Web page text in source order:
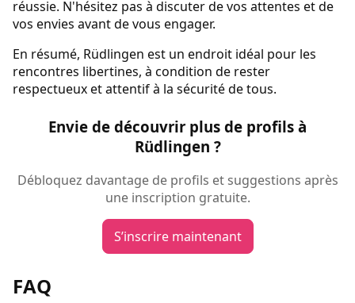
réussie. N'hésitez pas à discuter de vos attentes et de
vos envies avant de vous engager.
En résumé, Rüdlingen est un endroit idéal pour les
rencontres libertines, à condition de rester
respectueux et attentif à la sécurité de tous.
Envie de découvrir plus de profils à
Rüdlingen ?
Débloquez davantage de profils et suggestions après
une inscription gratuite.
S’inscrire maintenant
FAQ